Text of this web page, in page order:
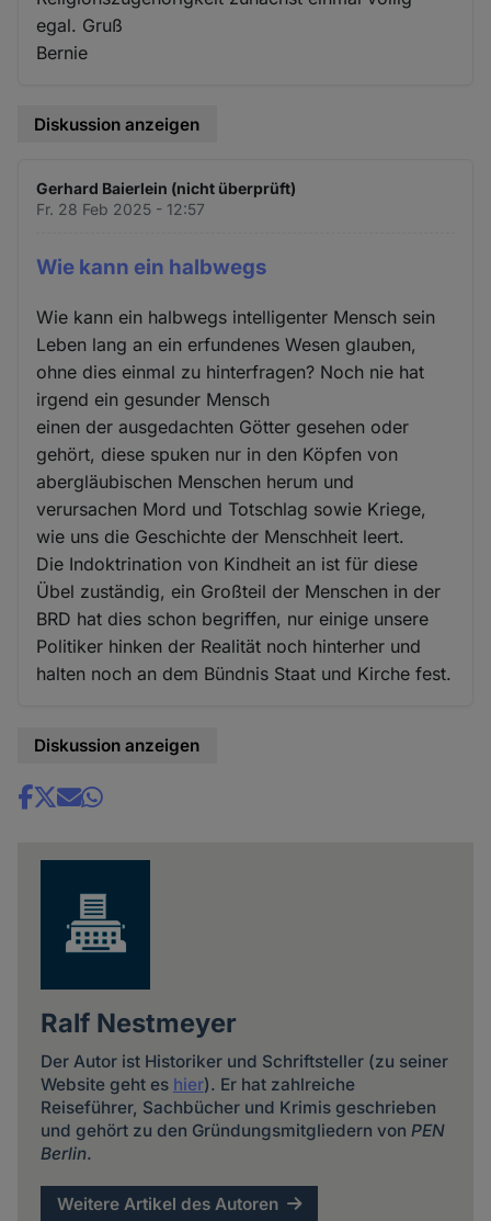
egal. Gruß
Bernie
Diskussion anzeigen
Gerhard Baierlein (nicht überprüft)
Fr. 28 Feb 2025 - 12:57
Wie kann ein halbwegs
Wie kann ein halbwegs intelligenter Mensch sein
Leben lang an ein erfundenes Wesen glauben,
ohne dies einmal zu hinterfragen? Noch nie hat
irgend ein gesunder Mensch
einen der ausgedachten Götter gesehen oder
gehört, diese spuken nur in den Köpfen von
abergläubischen Menschen herum und
verursachen Mord und Totschlag sowie Kriege,
wie uns die Geschichte der Menschheit leert.
Die Indoktrination von Kindheit an ist für diese
Übel zuständig, ein Großteil der Menschen in der
BRD hat dies schon begriffen, nur einige unsere
Politiker hinken der Realität noch hinterher und
halten noch an dem Bündnis Staat und Kirche fest.
Diskussion anzeigen
Share
Ralf Nestmeyer
Der Autor ist Historiker und Schriftsteller (zu seiner
Website geht es hier). Er hat zahlreiche
Reiseführer, Sachbücher und Krimis geschrieben
und gehört zu den Gründungsmitgliedern von PEN
Berlin.
Weitere Artikel des Autoren